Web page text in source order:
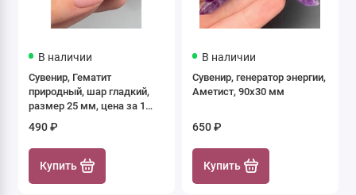
В наличии
Сувенир, Гематит
природный, шар гладкий,
размер 25 мм, цена за 1
490 ₽
Купить
В наличии
Сувенир, генератор энергии,
Аметист, 90х30 мм
650 ₽
Купить